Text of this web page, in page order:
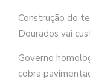
Construção do
Dourados vai
Governo
cobra